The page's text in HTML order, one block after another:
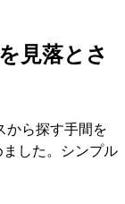
見落とさ
から探す手間を
した。シンプル